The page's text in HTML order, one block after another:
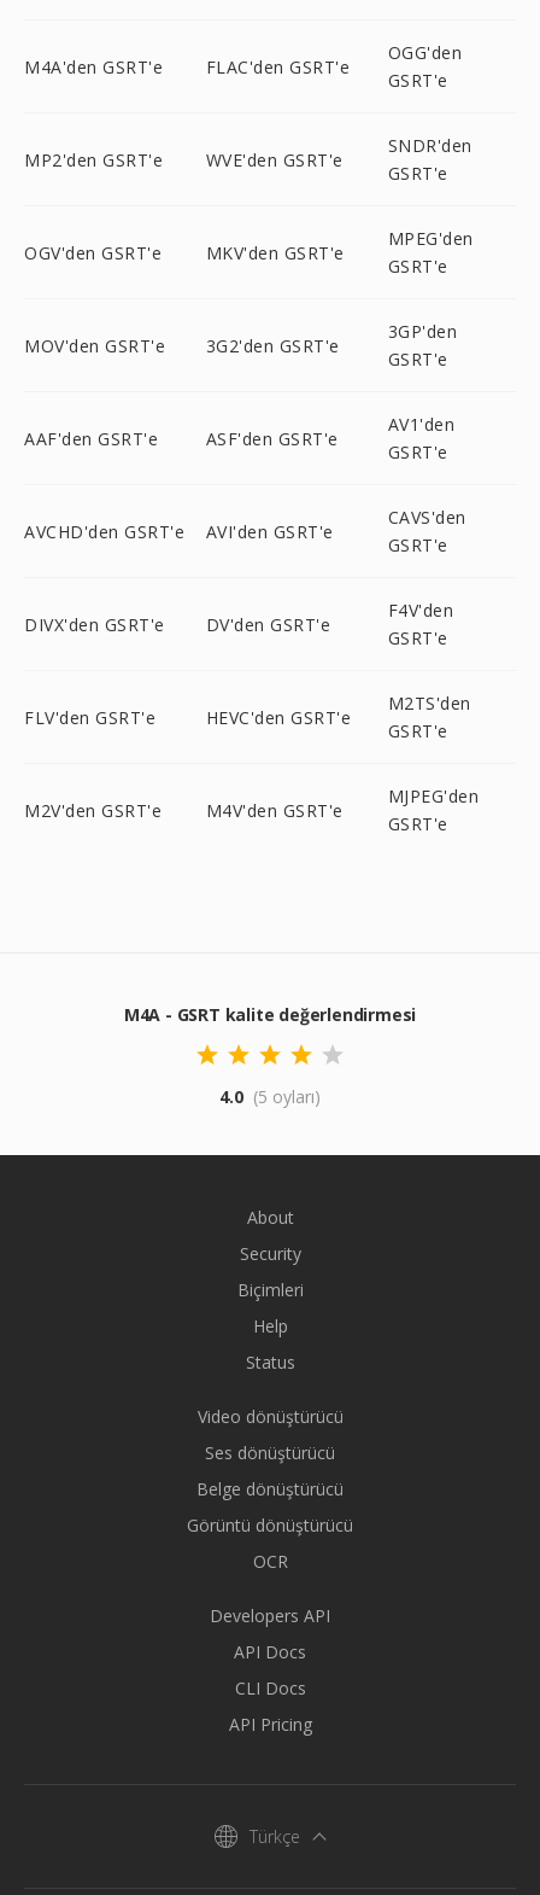
M4A'den GSRT'e FLAC'den GSRT'e
OGG'den
GSRT'e
MP2'den GSRT'e WVE'den GSRT'e
SNDR'den
GSRT'e
OGV'den GSRT'e MKV'den GSRT'e
MPEG'den
GSRT'e
MOV'den GSRT'e 3G2'den GSRT'e
3GP'den
GSRT'e
AAF'den GSRT'e ASF'den GSRT'e
AV1'den
GSRT'e
AVCHD'den GSRT'e AVI'den GSRT'e
CAVS'den
GSRT'e
DIVX'den GSRT'e DV'den GSRT'e
F4V'den
GSRT'e
FLV'den GSRT'e HEVC'den GSRT'e
M2TS'den
GSRT'e
M2V'den GSRT'e M4V'den GSRT'e
MJPEG'den
GSRT'e
M4A - GSRT kalite değerlendirmesi
4.0 (5 oyları)
About
Security
Biçimleri
Help
Status
Video dönüştürücü
Ses dönüştürücü
Belge dönüştürücü
Görüntü dönüştürücü
OCR
Developers API
API Docs
CLI Docs
API Pricing
Türkçe